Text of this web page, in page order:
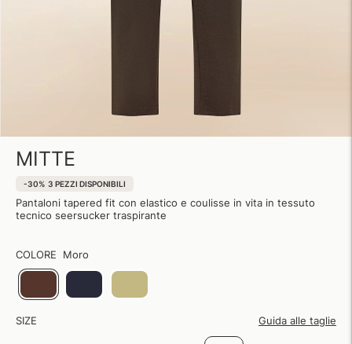
MITTE
-30% 3 PEZZI DISPONIBILI
Pantaloni tapered fit con elastico e coulisse in vita in tessuto
tecnico seersucker traspirante
COLORE Moro
SIZE Guida alle taglie